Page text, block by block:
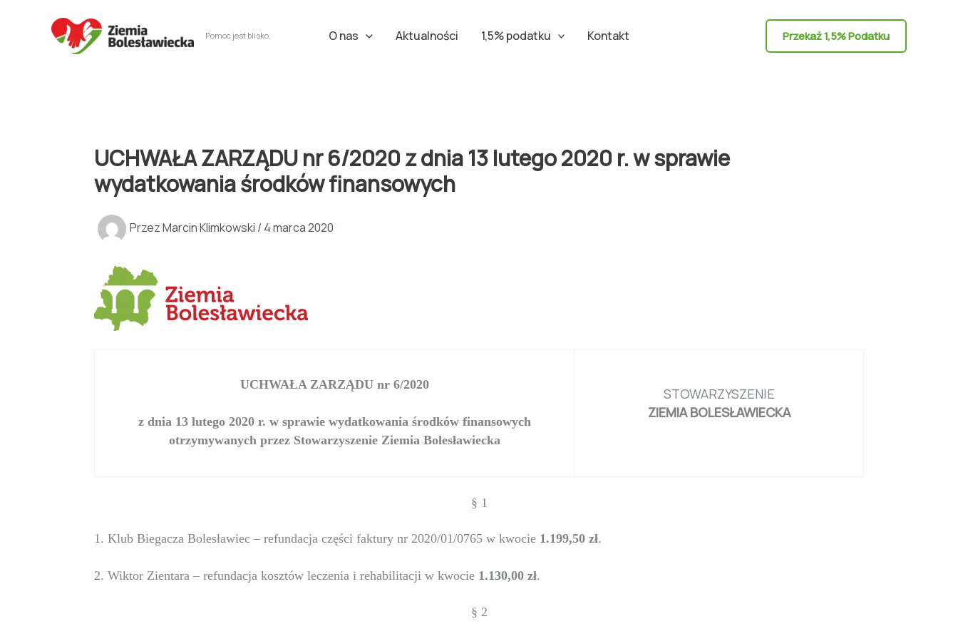
Pomoc jest blisko. O nas Aktualności 1,5% podatku Kontakt Przekaż 1,5% Podatku
UCHWAŁA ZARZĄDU nr 6/2020 z dnia 13 lutego 2020 r. w sprawie
wydatkowania środków finansowych
PrzezMarcin Klimkowski / 4 marca 2020
UCHWAŁA ZARZĄDU nr 6/2020
z dnia 13 lutego 2020 r. w sprawie wydatkowania środków finansowych
otrzymywanych przez Stowarzyszenie Ziemia Bolesławiecka
STOWARZYSZENIE
ZIEMIA BOLESŁAWIECKA
§ 1
1. Klub Biegacza Bolesławiec – refundacja części faktury nr 2020/01/0765 w kwocie 1.199,50 zł.
2. Wiktor Zientara – refundacja kosztów leczenia i rehabilitacji w kwocie 1.130,00 zł.
§ 2